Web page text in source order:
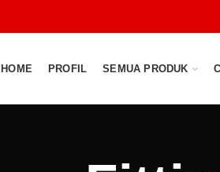
HOME PROFIL SEMUA PRODUK